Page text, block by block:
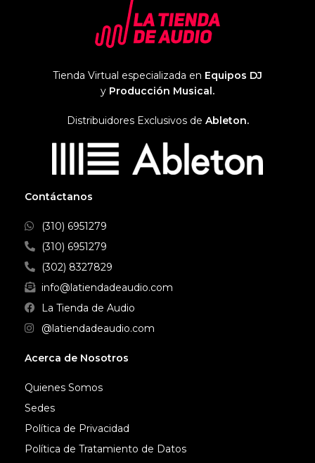
Tienda Virtual especializada en Equipos DJ
y Producción Musical.
Distribuidores Exclusivos de Ableton.
Contáctanos
(310) 6951279
(310) 6951279
(302) 8327829
info@latiendadeaudio.com
La Tienda de Audio
@latiendadeaudio.com
Acerca de Nosotros
Quienes Somos
Sedes
Política de Privacidad
Política de Tratamiento de Datos